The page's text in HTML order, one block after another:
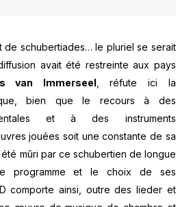
de schubertiades… le pluriel se serait
avait été restreinte aux pays
van Immerseel , réfute ici la
bien que le recours à des
et à des instruments
jouées soit une constante de sa
mûri par ce schubertien de longue
programme et le choix de ses
comporte ainsi, outre des lieder et